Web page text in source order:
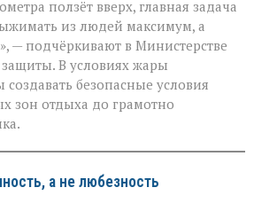
не
должна
стоить
здоровья»:
Минтруда — о
защите
работников
в
ползёт вверх, главная задача
из людей максимум, а
— подчёркивают в Министерстве
В условиях жары
безопасные условия
зон отдыха до грамотно
а не любезность